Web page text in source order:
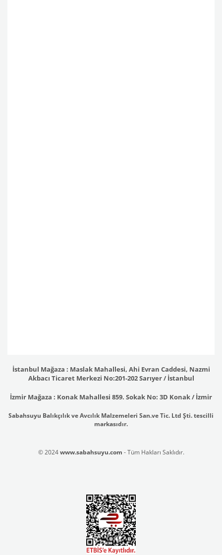
İstanbul Mağaza : Maslak Mahallesi, Ahi Evran Caddesi, Nazmi
Akbacı Ticaret Merkezi No:201-202 Sarıyer / İstanbul
İzmir Mağaza : Konak Mahallesi 859. Sokak No: 3D Konak / İzmir
Sabahsuyu Balıkçılık ve Avcılık Malzemeleri San.ve Tic. Ltd Şti. tescilli
markasıdır.
© 2024www.sabahsuyu.com - Tüm Hakları Saklıdır.